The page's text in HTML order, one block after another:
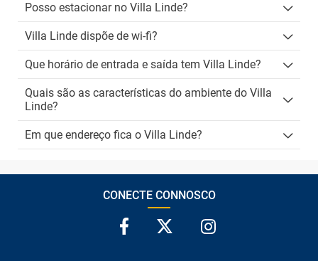
Posso estacionar no Villa Linde?
Villa Linde dispõe de wi-fi?
Que horário de entrada e saída tem Villa Linde?
Quais são as características do ambiente do Villa
Linde?
Em que endereço fica o Villa Linde?
CONECTE CONNOSCO